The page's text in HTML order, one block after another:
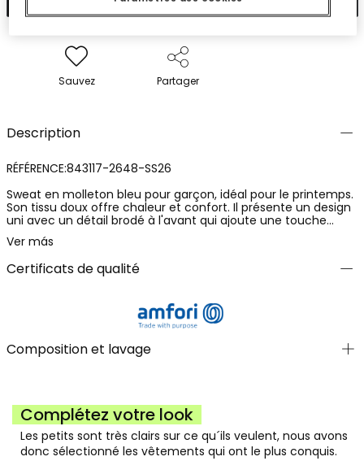
Sauvez Partager
Description
RÉFÉRENCE:843117-2648-SS26
Sweat en molleton bleu pour garçon, idéal pour le printemps.
Son tissu doux offre chaleur et confort. Il présente un design
uni avec un détail brodé à l'avant qui ajoute une touche
moderne. Le sweat a un col rond et des manches longues,
idéal pour rester au chaud. Disponible en tailles allant de 2 à
14 ans. Parfait pour assortir avec des jeans ou des pantalons
décontractés, c'est une option polyvalente pour toute
Ver más
Certificats de qualité
Composition et lavage
Complétez votre look
Les petits sont très clairs sur ce qu´ils veulent, nous avons
donc sélectionné les vêtements qui ont le plus conquis.